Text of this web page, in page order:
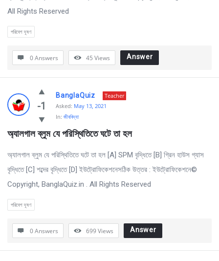
All Rights Reserved
পরিবেশ দূষণ
0 Answers 45 Views Answer
-1
BanglaQuiz
Teacher
Asked: May 13, 2021
In: জীববিদ্যা
অ্যালগাল ব্লুম যে পরিস্থিতিতে ঘটে তা হল
অ্যালগাল ব্লুম যে পরিস্থিতিতে ঘটে তা হল [A] SPM বৃদ্ধিতে [B] গ্রিন হাউস গ্যাস
বৃদ্ধিতে [C] শব্দের বৃদ্ধিতে [D] ইউট্রোফিকেশনেসঠিক উত্তর : ইউট্রোফিকেশনে©
Copyright, BanglaQuiz.in . All Rights Reserved
পরিবেশ দূষণ
0 Answers 699Views Answer